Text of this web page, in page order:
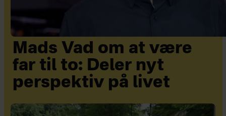
Mads Vad om at være
far til to: Deler nyt
perspektiv på livet